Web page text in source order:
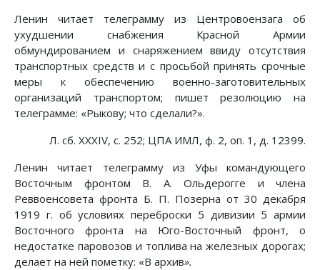
Ленин читает телеграмму из Центровоензага об
ухудшении снабжения Красной Армии
обмундированием и снаряжением ввиду отсутствия
транспортных средств и с просьбой принять срочные
меры к обеспечению военно-заготовительных
организаций транспортом; пишет резолюцию на
телеграмме: «Рыкову; что сделали?».
Л. сб. XXXIV, с. 252; ЦПА ИМЛ, ф. 2, оп. 1, д. 12399.
Ленин читает телеграмму из Уфы командующего
Восточным фронтом В. А. Ольдерогге и члена
Реввоенсовета фронта Б. П. Позерна от 30 декабря
1919 г. об условиях переброски 5 дивизии 5 армии
Восточного фронта на Юго-Восточный фронт, о
недостатке паровозов и топлива на железных дорогах;
делает на ней пометку: «В архив».